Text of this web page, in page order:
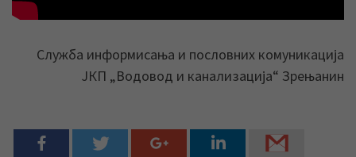
Служба информисања и пословних комуникација
ЈКП „Водовод и канализација“ Зрењанин